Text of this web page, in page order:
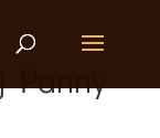
Panny